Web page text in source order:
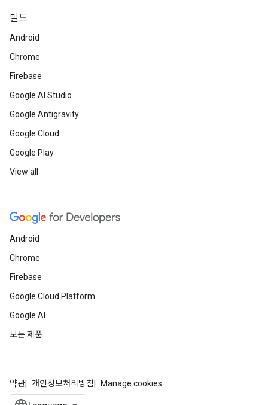
빌드
Android
Chrome
Firebase
Google AI Studio
Google Antigravity
Google Cloud
Google Play
View all
Android
Chrome
Firebase
Google Cloud Platform
Google AI
모든 제품
약관 개인정보처리방침 Manage cookies